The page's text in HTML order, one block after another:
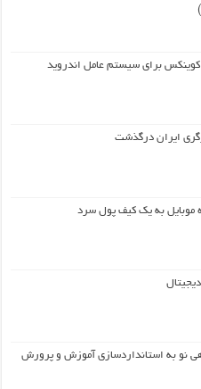
برای سیستم عامل اندروید
ایران درگذشت
موبایل به یک کیف‌ پول سرد
نو به استانداردسازی آموزش و پرورش